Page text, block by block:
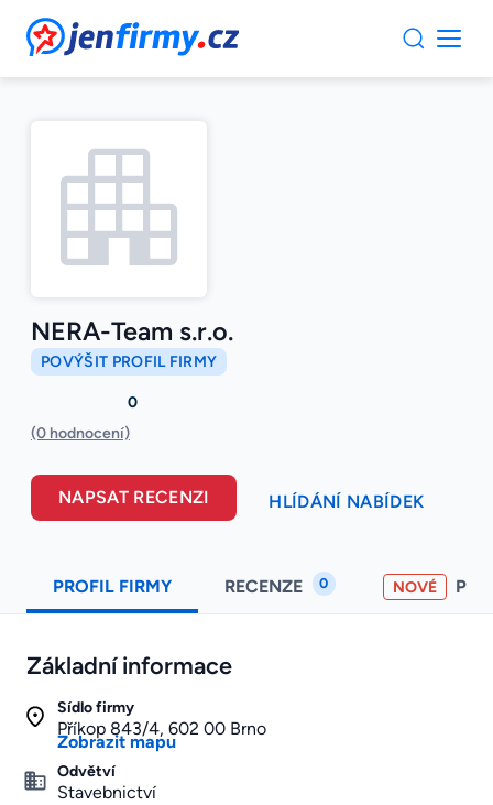
JenFirmy.cz
NERA-Team s.r.o.
POVÝŠIT PROFIL FIRMY
0
(0 hodnocení)
NAPSAT RECENZI HLÍDÁNÍ NABÍDEK
PROFIL FIRMY RECENZE 0 NOVÉ
Základní informace
Sídlo firmy
Příkop 843/4, 602 00 Brno
Zobrazit mapu
Odvětví
Stavebnictví